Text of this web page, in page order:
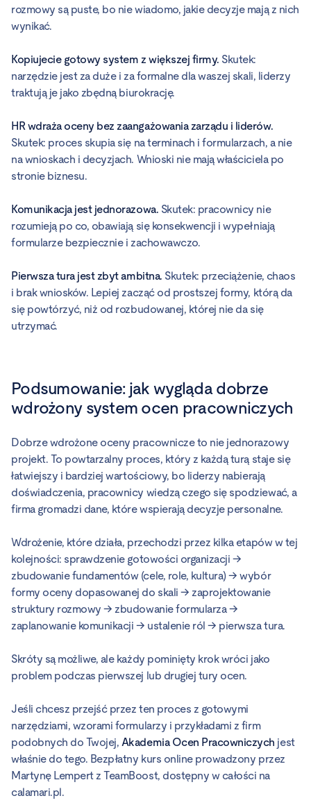
rozmowy są puste, bo nie wiadomo, jakie decyzje mają z nich
wynikać.
Kopiujecie gotowy system z większej firmy. Skutek:
narzędzie jest za duże i za formalne dla waszej skali, liderzy
traktują je jako zbędną biurokrację.
HR wdraża oceny bez zaangażowania zarządu i liderów.
Skutek: proces skupia się na terminach i formularzach, a nie
na wnioskach i decyzjach. Wnioski nie mają właściciela po
stronie biznesu.
Komunikacja jest jednorazowa. Skutek: pracownicy nie
rozumieją po co, obawiają się konsekwencji i wypełniają
formularze bezpiecznie i zachowawczo.
Pierwsza tura jest zbyt ambitna. Skutek: przeciążenie, chaos
i brak wniosków. Lepiej zacząć od prostszej formy, którą da
się powtórzyć, niż od rozbudowanej, której nie da się
utrzymać.
Podsumowanie: jak wygląda dobrze
wdrożony system ocen pracowniczych
Dobrze wdrożone oceny pracownicze to nie jednorazowy
projekt. To powtarzalny proces, który z każdą turą staje się
łatwiejszy i bardziej wartościowy, bo liderzy nabierają
doświadczenia, pracownicy wiedzą czego się spodziewać, a
firma gromadzi dane, które wspierają decyzje personalne.
Wdrożenie, które działa, przechodzi przez kilka etapów w tej
kolejności: sprawdzenie gotowości organizacji →
zbudowanie fundamentów (cele, role, kultura) → wybór
formy oceny dopasowanej do skali → zaprojektowanie
struktury rozmowy → zbudowanie formularza →
zaplanowanie komunikacji → ustalenie ról → pierwsza tura.
Skróty są możliwe, ale każdy pominięty krok wróci jako
problem podczas pierwszej lub drugiej tury ocen.
Jeśli chcesz przejść przez ten proces z gotowymi
narzędziami, wzorami formularzy i przykładami z firm
podobnych do Twojej, Akademia Ocen Pracowniczych jest
właśnie do tego. Bezpłatny kurs online prowadzony przez
Martynę Lempert z TeamBoost, dostępny w całości na
calamari.pl.